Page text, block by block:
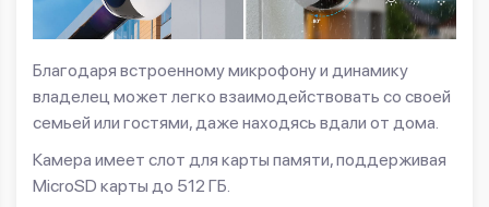
Благодаря встроенному микрофону и динамику
владелец может легко взаимодействовать со своей
семьей или гостями, даже находясь вдали от дома.
Камера имеет слот для карты памяти, поддерживая
MicroSD карты до 512 ГБ.